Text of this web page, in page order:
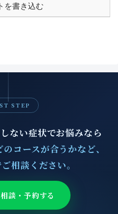
を書き込む
STEP
ない症状でお悩みなら
コースが合うかなど、
相談ください。
談・予約する